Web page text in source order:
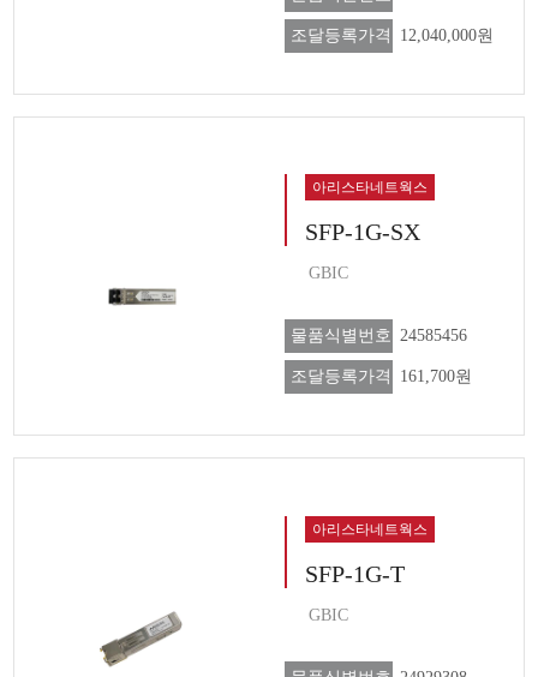
조달등록가격 12,040,000원
아리스타네트웍스
SFP-1G-SX
GBIC
물품식별번호 24585456
조달등록가격 161,700원
아리스타네트웍스
SFP-1G-T
GBIC